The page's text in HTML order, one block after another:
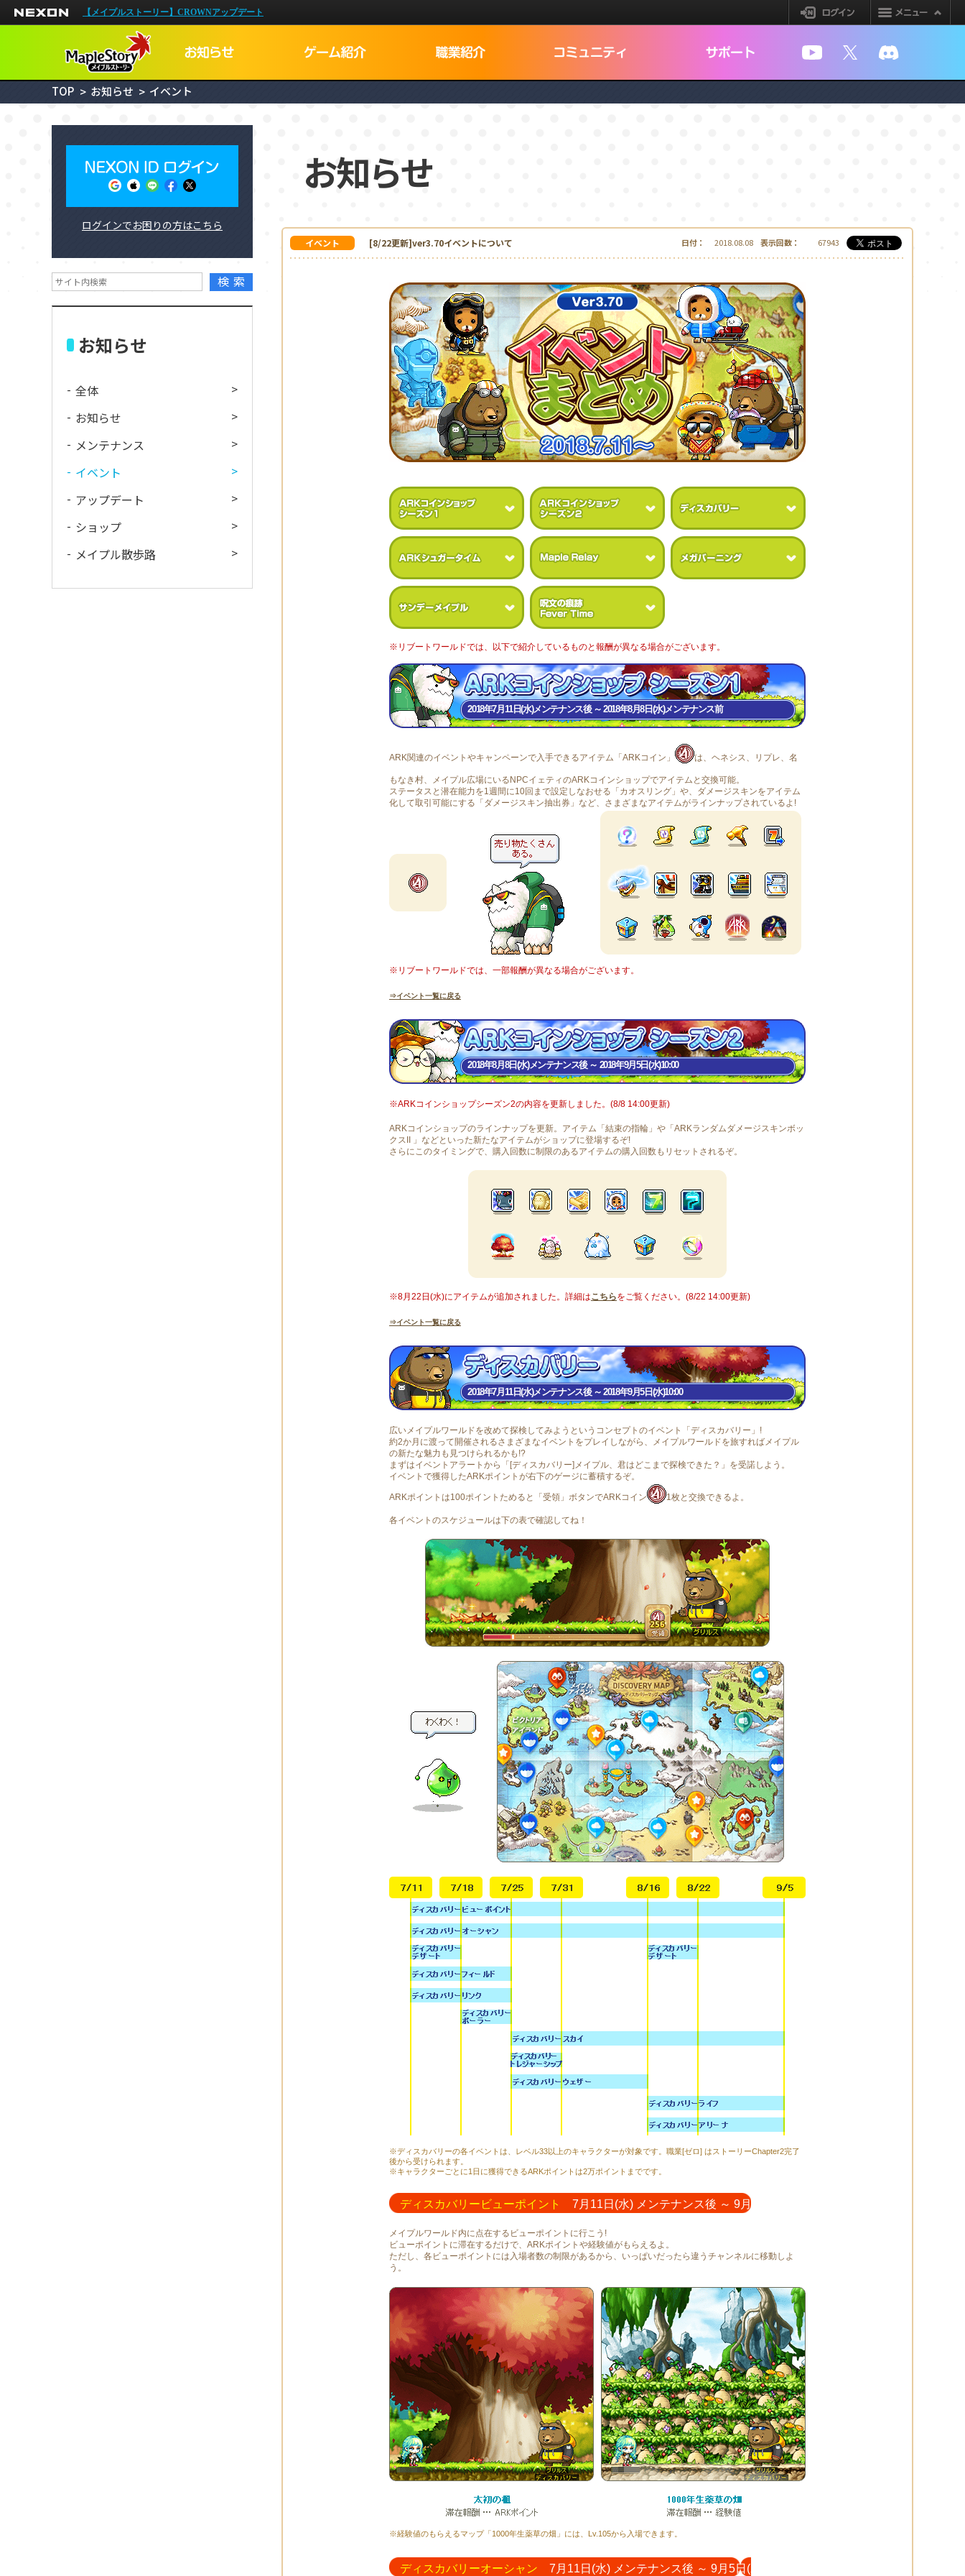
NEXON
【メイプルストーリー】CROWNアップデート ログイン
YouTube
TOP お知らせ イベント
お知らせ
イベント [8/22更新]ver3.70イベントについて 日付： 2018.08.08 表示回数： 67943
※リブートワールドでは、以下で紹介しているものと報酬が異なる場合がございます。
2018年7月11日(水)メンテナンス後 ～ 2018年8月8日(水)メンテナンス前
ARK関連のイベントやキャンペーンで入手できるアイテム「ARKコイン」 は、ヘネシス、リプレ、名
もなき村、メイプル広場にいるNPCイェティのARKコインショップでアイテムと交換可能。
ステータスと潜在能力を1週間に10回まで設定しなおせる「カオスリング」や、ダメージスキンをアイテム
化して取引可能にする「ダメージスキン抽出券」など、さまざまなアイテムがラインナップされているよ!
※リブートワールドでは、一部報酬が異なる場合がございます。
⇒イベント一覧に戻る
2018年8月8日(水)メンテナンス後 ～ 2018年9月5日(水)10:00
※ARKコインショップシーズン2の内容を更新しました。(8/8 14:00更新)
ARKコインショップのラインナップを更新。アイテム「結束の指輪」や「ARKランダムダメージスキンボッ
クスII 」などといった新たなアイテムがショップに登場するぞ!
さらにこのタイミングで、購入回数に制限のあるアイテムの購入回数もリセットされるぞ。
※8月22日(水)にアイテムが追加されました。詳細はこちらをご覧ください。(8/22 14:00更新)
⇒イベント一覧に戻る
2018年7月11日(水)メンテナンス後 ～ 2018年9月5日(水)10:00
広いメイプルワールドを改めて探検してみようというコンセプトのイベント「ディスカバリー」!
約2か月に渡って開催されるさまざまなイベントをプレイしながら、メイプルワールドを旅すればメイプル
の新たな魅力も見つけられるかも!?
まずはイベントアラートから「[ディスカバリー]メイプル、君はどこまで探検できた？」を受諾しよう。
イベントで獲得したARKポイントが右下のゲージに蓄積するぞ。
ARKポイントは100ポイントためると「受領」ボタンでARKコイン 1枚と交換できるよ。
各イベントのスケジュールは下の表で確認してね！
※ディスカバリーの各イベントは、レベル33以上のキャラクターが対象です。職業[ゼロ] はストーリーChapter2完了
後から受けられます。
※キャラクターごとに1日に獲得できるARKポイントは2万ポイントまでです。
ディスカバリービューポイント 7月11日(水) メンテナンス後 ～ 9月5日(水)10:00
メイプルワールド内に点在するビューポイントに行こう!
ビューポイントに滞在するだけで、ARKポイントや経験値がもらえるよ。
ただし、各ビューポイントには入場者数の制限があるから、いっぱいだったら違うチャンネルに移動しよ
う。
※経験値のもらえるマップ「1000年生薬草の畑」には、Lv.105から入場できます。
ディスカバリーオーシャン 7月11日(水) メンテナンス後 ～ 9月5日(水)10:00
NEXON IDログイン
ログインでお困りの方はこちら
メイプルIDでNEXON IDを検索
検索
お知らせ
全体
お知らせ
メンテナンス
イベント
アップデート
ショップ
メイプル散歩路